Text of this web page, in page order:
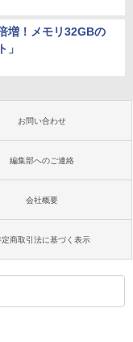
増！メモリ32GBの
」
お問い合わせ
編集部へのご連絡
会社概要
定商取引法に基づく表示